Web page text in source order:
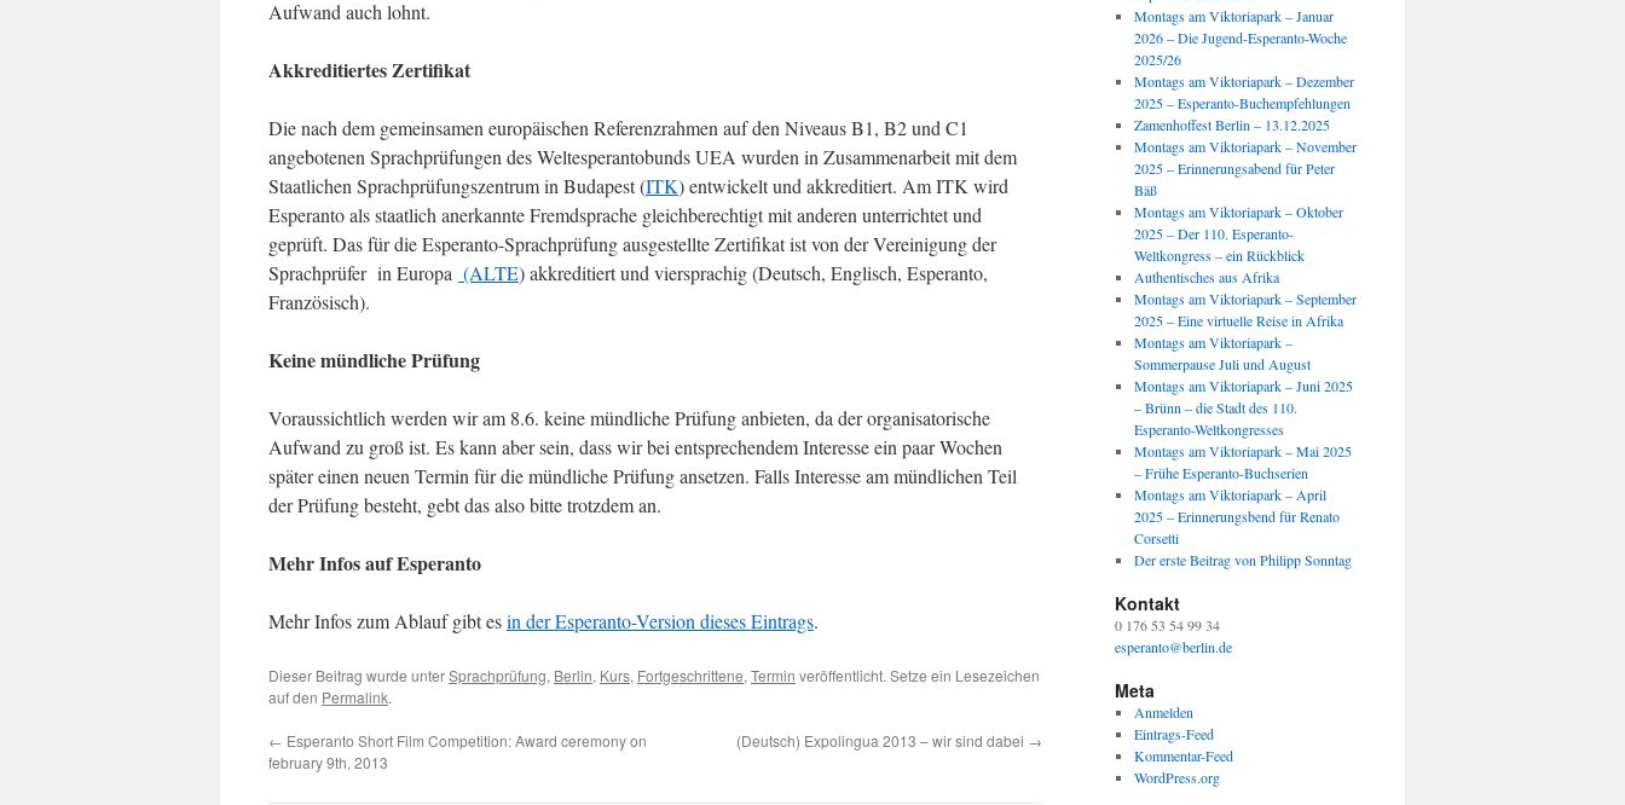
Aufwand auch lohnt.
Akkreditiertes Zertifikat
Die nach dem gemeinsamen europäischen Referenzrahmen auf den Niveaus B1, B2 und C1
angebotenen Sprachprüfungen des Weltesperantobunds UEA wurden in Zusammenarbeit mit dem
Staatlichen Sprachprüfungszentrum in Budapest (ITK) entwickelt und akkreditiert. Am ITK wird
Esperanto als staatlich anerkannte Fremdsprache gleichberechtigt mit anderen unterrichtet und
geprüft. Das für die Esperanto-Sprachprüfung ausgestellte Zertifikat ist von der Vereinigung der
Sprachprüfer in Europa (ALTE) akkreditiert und viersprachig (Deutsch, Englisch, Esperanto,
Französisch).
Keine mündliche Prüfung
Voraussichtlich werden wir am 8.6. keine mündliche Prüfung anbieten, da der organisatorische
Aufwand zu groß ist. Es kann aber sein, dass wir bei entsprechendem Interesse ein paar Wochen
später einen neuen Termin für die mündliche Prüfung ansetzen. Falls Interesse am mündlichen Teil
der Prüfung besteht, gebt das also bitte trotzdem an.
Mehr Infos auf Esperanto
Mehr Infos zum Ablauf gibt esin der Esperanto-Version dieses Eintrags.
Dieser Beitrag wurde unterSprachprüfung, Berlin, Kurs, Fortgeschrittene, Termin veröffentlicht. Setze ein Lesezeichen
auf den Permalink.
← Esperanto Short Film Competition: Award ceremony on
february 9th, 2013
(Deutsch) Expolingua 2013 – wir sind dabei →
Montags am Viktoriapark – Januar
2026 – Die Jugend-Esperanto-Woche
2025/26
Montags am Viktoriapark – Dezember
2025 – Esperanto-Buchempfehlungen
Zamenhoffest Berlin – 13.12.2025
Montags am Viktoriapark – November
2025 – Erinnerungsabend für Peter
Bäß
Montags am Viktoriapark – Oktober
2025 – Der 110. Esperanto-
Weltkongress – ein Rückblick
Authentisches aus Afrika
Montags am Viktoriapark – September
2025 – Eine virtuelle Reise in Afrika
Montags am Viktoriapark –
Sommerpause Juli und August
Montags am Viktoriapark – Juni 2025
– Brünn – die Stadt des 110.
Esperanto-Weltkongresses
Montags am Viktoriapark – Mai 2025
– Frühe Esperanto-Buchserien
Montags am Viktoriapark – April
2025 – Erinnerungsbend für Renato
Corsetti
Der erste Beitrag von Philipp Sonntag
Kontakt
0 176 53 54 99 34
esperanto@berlin.de
Meta
Anmelden
Eintrags-Feed
Kommentar-Feed
WordPress.org